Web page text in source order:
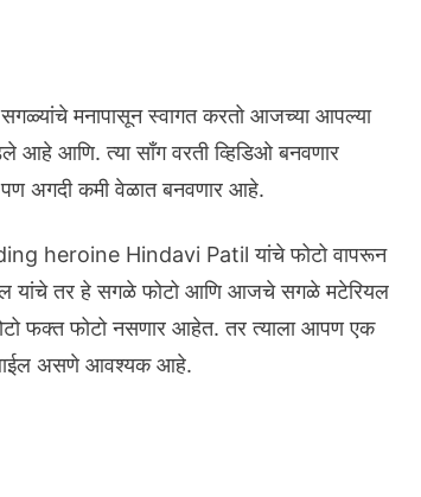
सगळ्यांचे मनापासून स्वागत करतो आजच्या आपल्या
आणि. त्या साँग वरती व्हिडिओ बनवणार
अगदी कमी वेळात बनवणार आहे.
heroine Hindavi Patil यांचे फोटो वापरून
यांचे तर हे सगळे फोटो आणि आजचे सगळे मटेरियल
फक्त फोटो नसणार आहेत. तर त्याला आपण एक
असणे आवश्यक आहे.